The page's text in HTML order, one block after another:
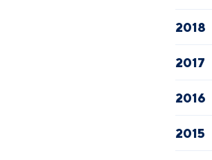
2018
2017
2016
2015